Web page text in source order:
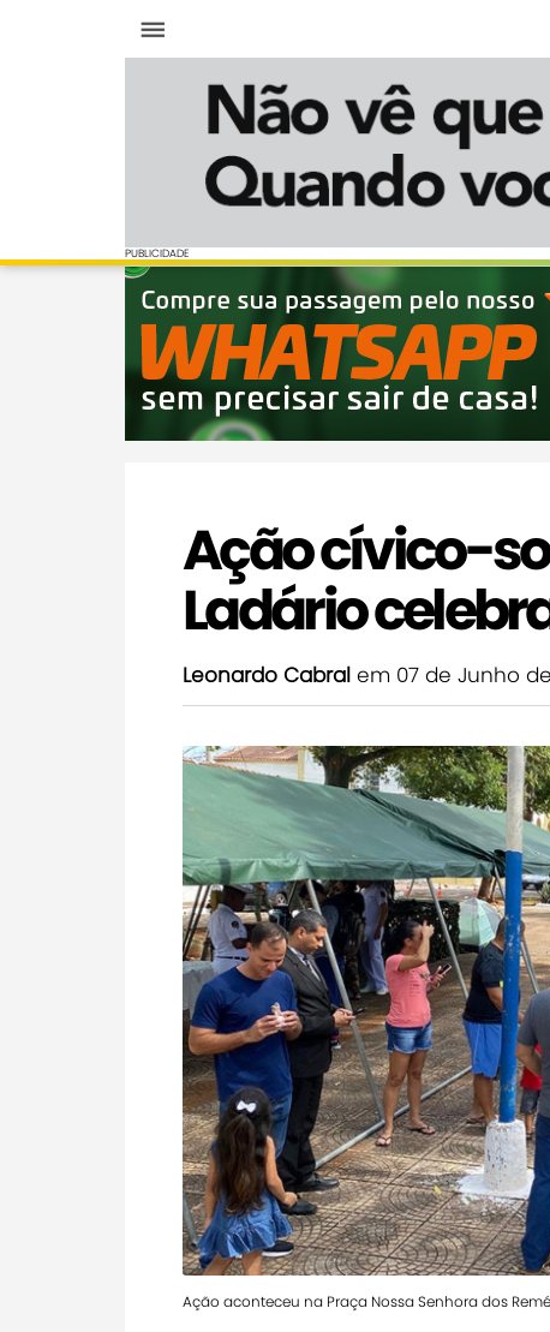
PUBLICIDADE
PUBLICIDADE
Ação cívico-
Ladário
Leonardo Cabral em 07 de Junho
Ação aconteceu na Praça Nossa Senhora dos